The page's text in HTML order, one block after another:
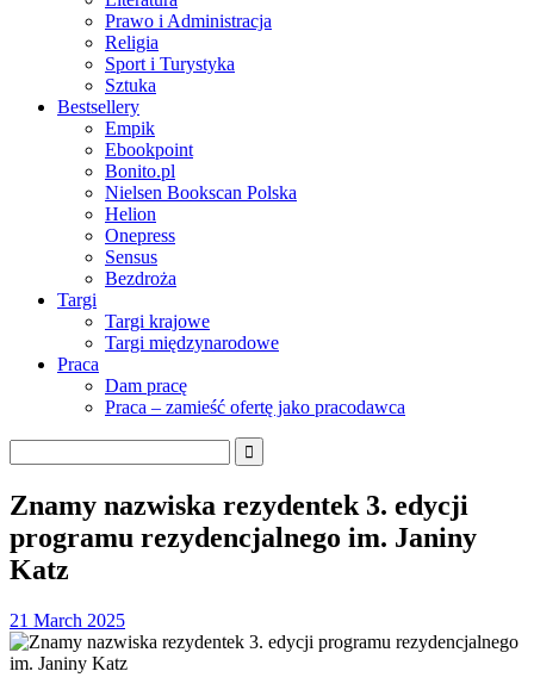
Prawo i Administracja
Religia
Sport i Turystyka
Sztuka
Bestsellery
Empik
Ebookpoint
Bonito.pl
Nielsen Bookscan Polska
Helion
Onepress
Sensus
Bezdroża
Targi
Targi krajowe
Targi międzynarodowe
Praca
Dam pracę
Praca – zamieść ofertę jako pracodawca
Znamy nazwiska rezydentek 3. edycji
programu rezydencjalnego im. Janiny
Katz
21 March 2025